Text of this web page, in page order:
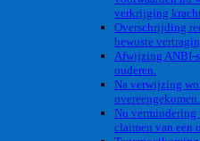
verkrijging
Overschrijding
bewuste
Afwijzing ANBI-
ouderen.
Na verwijzing
overeengekomen.
Nu
claimen van een